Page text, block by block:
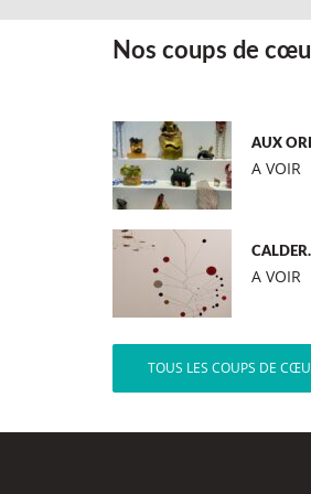
Nos coups de
AUX
A VOIR
A VOIR
TOUS LES COUPS DE